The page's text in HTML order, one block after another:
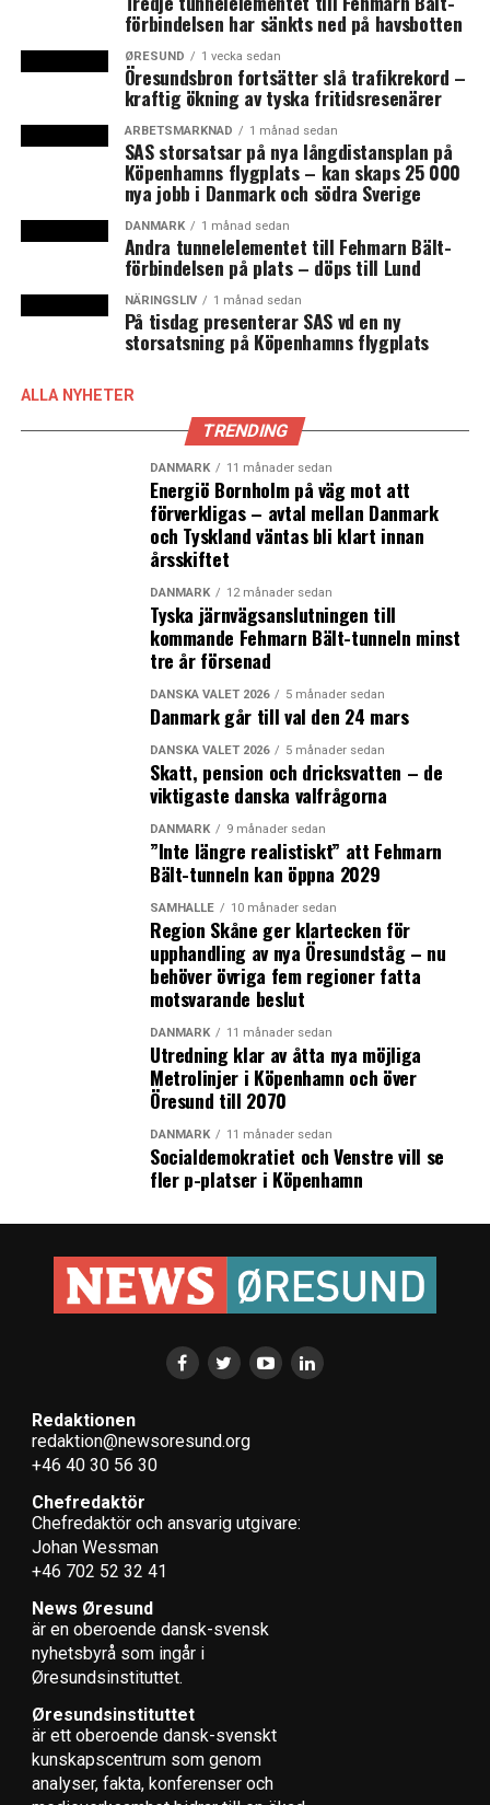
med siffror från jobindsats.dk där årtalsdefinitionen
dock skiljer sig åt ett år. De 83 875 nya jobb som skapats
mellan fjärde kvartalet 2013 och fjärde kvartalet 2016
har fördelats så här mellan åldersgrupperna:
38 454 till personer under 30 år
12 882 till personer 30-59 år
32 539 till personer 60 år och däröver
Ett företag som arbetat aktivt med att behålla den äldre
personalen är Lhoist Faxe Kalk där 24 procent av
medarbetarna är över 60 år. Produktionsdirektör Klaus
Rønholt berättar för Dansk Industri Business att de
att stanna lite längre och att detta är en punkt vid
medarbetarsamtalen.
– Det är tal om goda, stabila och engagerade
medarbetare som vi riktigt gärna vill ha kvar. (News
Danska regeringen presenterar ny ekonomisk
långtidsplan idag
Dansk färjetrafik växer – utom till Sverige och Norge
förbindelsen har sänkts ned på havsbotten
ØRESUND 1 vecka sedan
Öresundsbron fortsätter slå trafikrekord –
kraftig ökning av tyska fritidsresenärer
ARBETSMARKNAD 1 månad sedan
SAS storsatsar på nya långdistansplan på
Köpenhamns flygplats – kan skaps 25 000
nya jobb i Danmark och södra Sverige
DANMARK 1 månad sedan
Andra tunnelelementet till Fehmarn Bält-
förbindelsen på plats – döps till Lund
NÄRINGSLIV 1 månad sedan
På tisdag presenterar SAS vd en ny
storsatsning på Köpenhamns flygplats
ALLA NYHETER
TRENDING
DANMARK 11 månader sedan
Energiö Bornholm på väg mot att
förverkligas – avtal mellan Danmark
och Tyskland väntas bli klart innan
årsskiftet
DANMARK 12 månader sedan
Tyska järnvägsanslutningen till
kommande Fehmarn Bält-tunneln minst
tre år försenad
DANSKA VALET 2026 5 månader sedan
Danmark går till val den 24 mars
DANSKA VALET 2026 5 månader sedan
Skatt, pension och dricksvatten – de
viktigaste danska valfrågorna
DANMARK 9 månader sedan
”Inte längre realistiskt” att Fehmarn
Bält-tunneln kan öppna 2029
SAMHÄLLE 10 månader sedan
Region Skåne ger klartecken för
upphandling av nya Öresundståg – nu
behöver övriga fem regioner fatta
motsvarande beslut
DANMARK 11 månader sedan
Utredning klar av åtta nya möjliga
Metrolinjer i Köpenhamn och över
Öresund till 2070
DANMARK 11 månader sedan
Socialdemokratiet och Venstre vill se
fler p-platser i Köpenhamn
Redaktionen
redaktion@newsoresund.org
+46 40 30 56 30
Chefredaktör
Chefredaktör och ansvarig utgivare:
Johan Wessman
+46 702 52 32 41
News Øresund
är en oberoende dansk-svensk
nyhets­byrå som ingår i
Øresundsinstituttet.
Øresundsinstituttet
är ett oberoende dansk-svenskt
kunskapscentrum som genom
analyser, fakta, konferenser och